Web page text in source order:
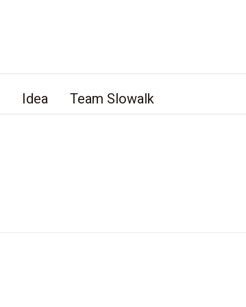
Idea Team Slowalk